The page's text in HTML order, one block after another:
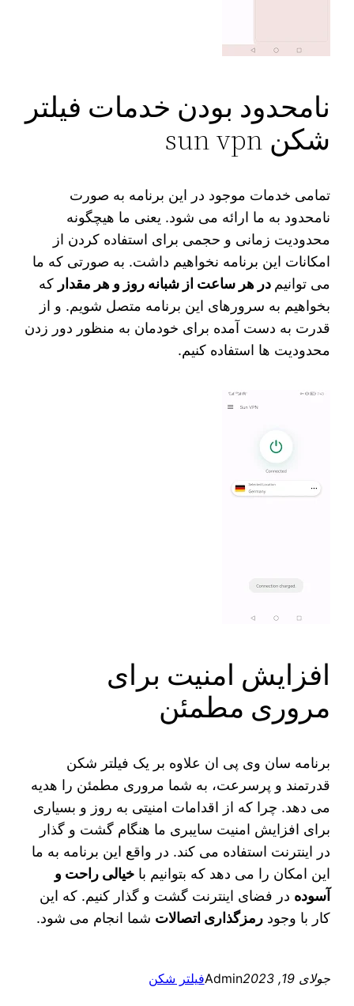
نامحدود بودن خدمات فیلتر
شکن sun vpn
تمامی خدمات موجود در این برنامه به صورت
نامحدود به ما ارائه می‌ شود. یعنی ما هیچگونه
محدودیت زمانی و حجمی برای استفاده کردن از
امکانات این برنامه نخواهیم داشت. به صورتی که ما
می توانیم در هر ساعت از شبانه روز و هر مقدار که
بخواهیم به سرورهای این برنامه متصل شویم. و از
قدرت به دست آمده برای خودمان به منظور دور زدن
محدودیت ها استفاده کنیم.
افزایش امنیت برای
مروری مطمئن
برنامه سان وی پی ان علاوه بر یک فیلتر شکن
قدرتمند و پرسرعت، به شما مروری مطمئن را هدیه
می دهد. چرا که از اقدامات امنیتی به روز و بسیاری
برای افزایش امنیت سایبری ما هنگام گشت و گذار
در اینترنت استفاده می‌ کند. در واقع این برنامه به ما
این امکان را می‌ دهد که بتوانیم باخیالی راحت و
آسوده در فضای اینترنت گشت و گذار کنیم. که این
کار با وجودرمزگذاری اتصالات شما انجام می شود.
جولای 19, 2023 Adminفیلتر شکن